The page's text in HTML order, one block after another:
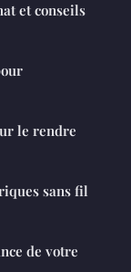
et conseils
le rendre
sans fil
de votre